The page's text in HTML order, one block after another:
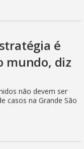
é
mundo, diz
não devem ser
casos na Grande São